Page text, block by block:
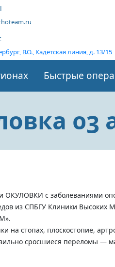
В.О., Кадетская линия, д. 13/15
Быстрые
03
ОКУЛОВКИ с заболеваниями
из СПБГУ Клиники
на стопах, плоскостопие,
сросшиеся переломы —